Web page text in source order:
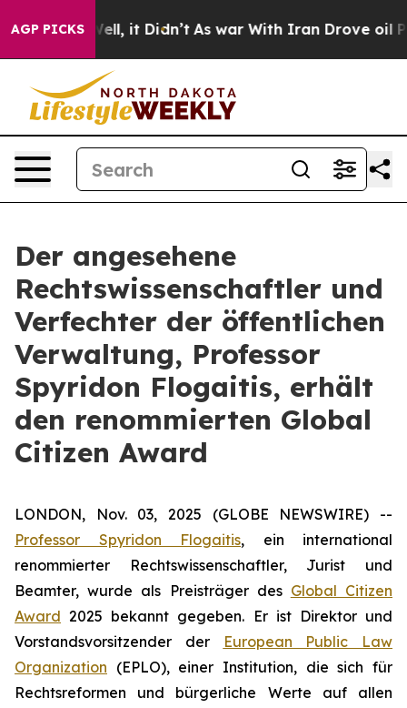
AGP PICKS
Well, it Didn’t As war With Iran Drove oil
Der angesehene
Rechtswissenschaftler und
Verfechter der öffentlichen
Verwaltung, Professor
Spyridon Flogaitis, erhält
den renommierten Global
Citizen Award
LONDON, Nov. 03, 2025 (GLOBE NEWSWIRE) --
Professor Spyridon Flogaitis, ein international
renommierter Rechtswissenschaftler, Jurist und
Beamter, wurde als Preisträger des Global Citizen
Award 2025 bekannt gegeben. Er ist Direktor und
Vorstandsvorsitzender der
European Public Law
Organization (EPLO), einer Institution, die sich für
Rechtsreformen und bürgerliche Werte auf allen